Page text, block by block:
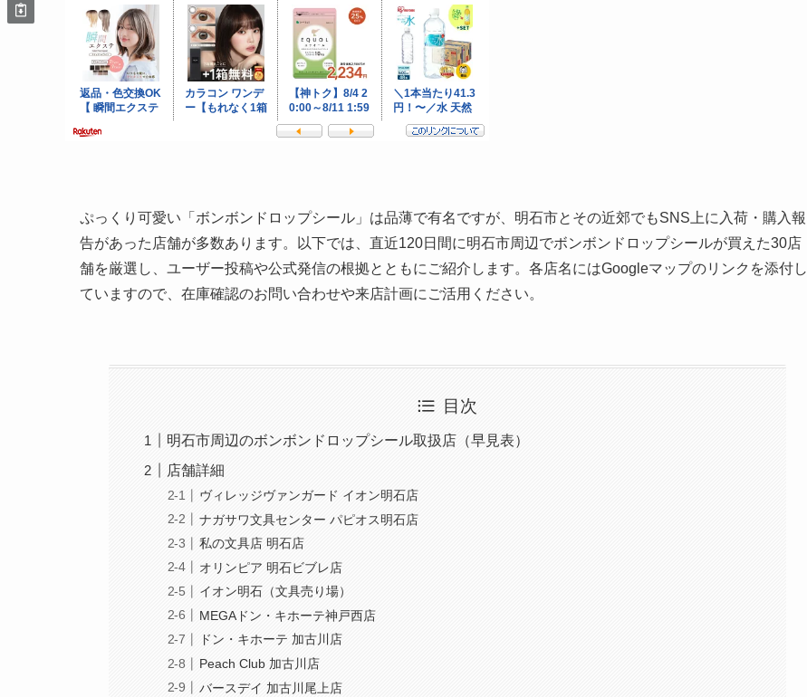
ぷっくり可愛い「ボンボンドロップシール」は品薄で有名ですが、明石市とその近郊でもSNS上に入荷・購入報
告があった店舗が多数あります。以下では、直近120日間に明石市周辺でボンボンドロップシールが買えた30店
舗を厳選し、ユーザー投稿や公式発信の根拠とともにご紹介します。各店名にはGoogleマップのリンクを添付し
ていますので、在庫確認のお問い合わせや来店計画にご活用ください。
目次
明石市周辺のボンボンドロップシール取扱店（早見表）
店舗詳細
ヴィレッジヴァンガード イオン明石店
ナガサワ文具センター パピオス明石店
私の文具店 明石店
オリンピア 明石ビブレ店
イオン明石（文具売り場）
MEGAドン・キホーテ神戸西店
ドン・キホーテ 加古川店
Peach Club 加古川店
バースデイ 加古川尾上店